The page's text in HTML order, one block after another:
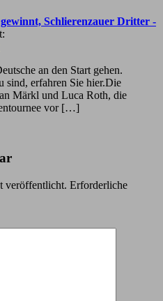
Schlierenzauer Dritter -
an den Start gehen.
sind, erfahren Sie hier.Die
Märkl und Luca Roth, die
vor […]
veröffentlicht. Erforderliche